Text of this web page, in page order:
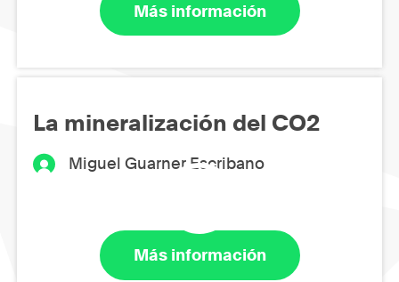
Más información
La mineralización del CO2
Miguel Guarner Escribano
Más información